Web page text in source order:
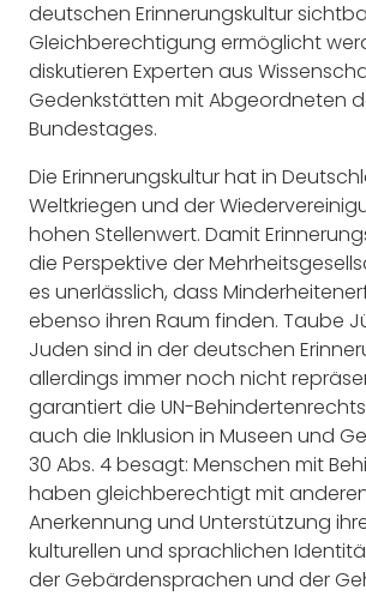
deutschen Erinnerungskultur
Gleichberechtigung ermöglicht
diskutieren Experten aus
Gedenkstätten mit Abgeordneten
Bundestages.
Die Erinnerungskultur hat in
Weltkriegen und der
hohen Stellenwert. Damit
die Perspektive der
es unerlässlich, dass
ebenso ihren Raum finden. Taube
Juden sind in der deutschen
allerdings immer noch nicht
garantiert die UN-
auch die Inklusion in Museen und
30 Abs. 4 besagt: Menschen mit
haben gleichberechtigt mit
Anerkennung und Unterstützung
kulturellen und sprachlichen
der Gebärdensprachen und der